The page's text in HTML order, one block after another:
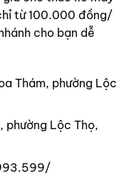
từ 100.000 đồng/
cho bạn dễ
Thám, phường Lộc
phường Lộc Thọ,